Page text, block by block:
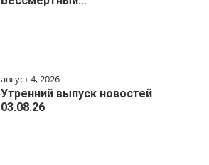
август 4, 2026
Утренний выпуск новостей
03.08.26